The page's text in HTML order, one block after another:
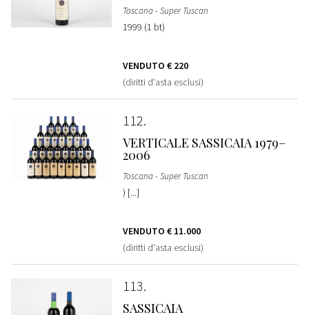
Toscana - Super Tuscan
1999 (1 bt)
VENDUTO € 220
(diritti d'asta esclusi)
112
VERTICALE SASSICAIA 1979–
2006
Toscana - Super Tuscan
) [...]
VENDUTO € 11.000
(diritti d'asta esclusi)
113
SASSICAIA